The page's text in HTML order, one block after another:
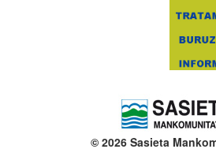
© 2026 Sasieta